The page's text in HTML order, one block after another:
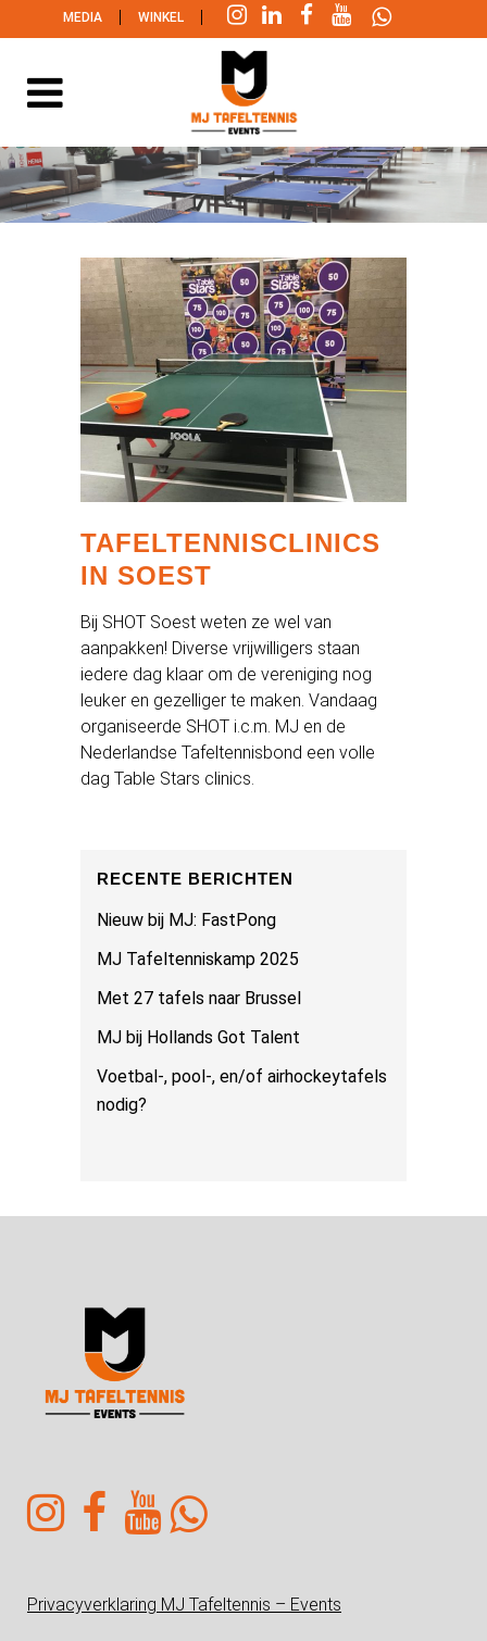
MEDIA | WINKEL |
TAFELTENNISCLINICS
IN SOEST
Bij SHOT Soest weten ze wel van
aanpakken! Diverse vrijwilligers staan
iedere dag klaar om de vereniging nog
leuker en gezelliger te maken. Vandaag
organiseerde SHOT i.c.m. MJ en de
Nederlandse Tafeltennisbond een volle
dag Table Stars clinics.
RECENTE BERICHTEN
Nieuw bij MJ: FastPong
MJ Tafeltenniskamp 2025
Met 27 tafels naar Brussel
MJ bij Hollands Got Talent
Voetbal-, pool-, en/of airhockeytafels
nodig?
Privacyverklaring MJ Tafeltennis – Events